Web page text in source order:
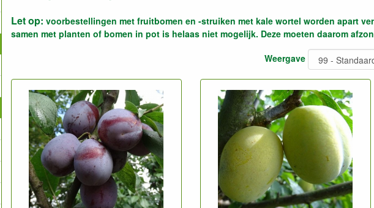
Let op: voorbestellingen met fruitbomen en -struiken met kale wortel worden apart
samen met planten of bomen in pot is helaas niet mogelijk. Deze moeten daarom
Weergave